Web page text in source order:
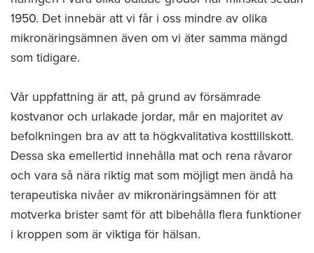
1950. Det innebär att vi får i oss mindre av olika
mikronäringsämnen även om vi äter samma mängd
som tidigare.
Vår uppfattning är att, på grund av försämrade
kostvanor och urlakade jordar, mår en majoritet av
befolkningen bra av att ta högkvalitativa kosttillskott.
Dessa ska emellertid innehålla mat och rena råvaror
och vara så nära riktig mat som möjligt men ändå ha
terapeutiska nivåer av mikronäringsämnen för att
motverka brister samt för att bibehålla flera funktioner
i kroppen som är viktiga för hälsan.